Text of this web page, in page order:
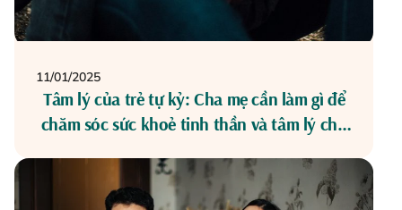
11/01/2025
Tâm lý của trẻ tự kỷ: Cha mẹ cần làm gì để
chăm sóc sức khoẻ tinh thần và tâm lý cho